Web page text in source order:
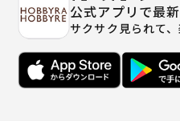
公式アプリで最
サクサク見られて